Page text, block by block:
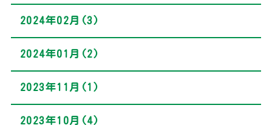
2024年02月(3)
2024年01月(2)
2023年11月(1)
2023年10月(4)